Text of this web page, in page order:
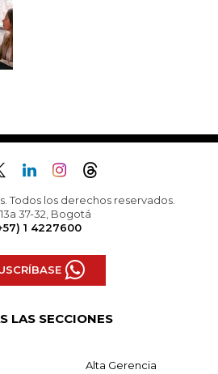
Todos los derechos reservados.
37-32, Bogotá
1 4227600
LAS SECCIONES
Alta Gerencia